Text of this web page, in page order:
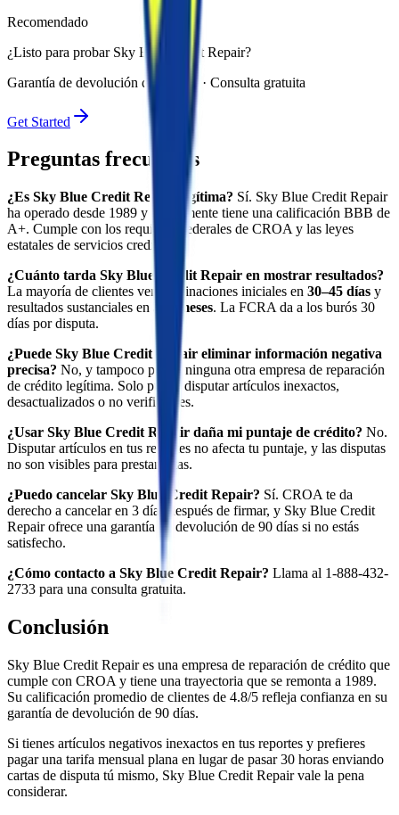
Recomendado
¿Listo para probar Sky Blue Credit Repair?
Garantía de devolución de 90 días · Consulta gratuita
Get Started
Preguntas frecuentes
¿Es Sky Blue Credit Repair legítima? Sí. Sky Blue Credit Repair
ha operado desde 1989 y actualmente tiene una calificación BBB de
A+. Cumple con los requisitos federales de CROA y las leyes
estatales de servicios crediticios.
¿Cuánto tarda Sky Blue Credit Repair en mostrar resultados?
La mayoría de clientes ven eliminaciones iniciales en 30–45 días y
resultados sustanciales en
3–6 meses. La FCRA da a los burós 30
días por disputa.
¿Puede Sky Blue Credit Repair eliminar información negativa
precisa? No, y tampoco puede ninguna otra empresa de reparación
de crédito legítima. Solo puede disputar artículos inexactos,
desactualizados o no verificables.
¿Usar Sky Blue Credit Repair daña mi puntaje de crédito? No.
Disputar artículos en tus reportes no afecta tu puntaje, y las disputas
no son visibles para prestamistas.
¿Puedo cancelar Sky Blue Credit Repair? Sí. CROA te da
derecho a cancelar en 3 días después de firmar, y Sky Blue Credit
Repair ofrece una garantía de devolución de 90 días si no estás
satisfecho.
¿Cómo contacto a Sky Blue Credit Repair? Llama al 1-888-432-
2733 para una consulta gratuita.
Conclusión
Sky Blue Credit Repair es una empresa de reparación de crédito que
cumple con CROA y tiene una trayectoria que se remonta a 1989.
Su calificación promedio de clientes de 4.8/5 refleja confianza en su
garantía de devolución de 90 días.
Si tienes artículos negativos inexactos en tus reportes y prefieres
pagar una tarifa mensual plana en lugar de pasar 30 horas enviando
cartas de disputa tú mismo, Sky Blue Credit Repair vale la pena
considerar.